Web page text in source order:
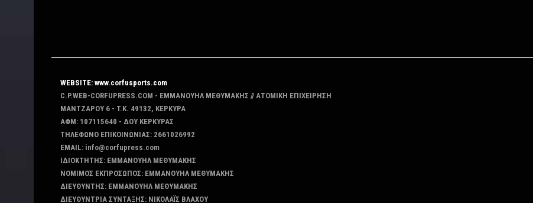
WEBSITE: www.corfusports.com
C.P.WEB-CORFUPRESS.COM - ΕΜΜΑΝΟΥΗΛ ΜΕΘΥΜΑΚΗΣ // ΑΤΟΜΙΚΗ ΕΠΙΧΕΙΡΗΣΗ
MANTZAΡΟΥ 6 - T.K. 49132, ΚΕΡΚΥΡΑ
ΑΦΜ: 107115640 - ΔΟΥ ΚΕΡΚΥΡΑΣ
ΤΗΛΕΦΩΝΟ ΕΠΙΚΟΙΝΩΝΙΑΣ: 2661026992
EMAIL: info@corfupress.com
ΙΔΙΟΚΤΗΤΗΣ: EMMANOYΗΛ ΜΕΘΥΜΑΚΗΣ
ΝΟΜΙΜΟΣ ΕΚΠΡΟΣΩΠΟΣ: EMMANOYΗΛ ΜΕΘΥΜΑΚΗΣ
ΔΙΕΥΘΥΝΤΗΣ: EMMANOYΗΛ ΜΕΘΥΜΑΚΗΣ
ΔΙΕΥΘΥΝΤΡΙΑ ΣΥΝΤΑΞΗΣ: ΝΙΚΟΛΑΪΣ ΒΛΑΧΟΥ